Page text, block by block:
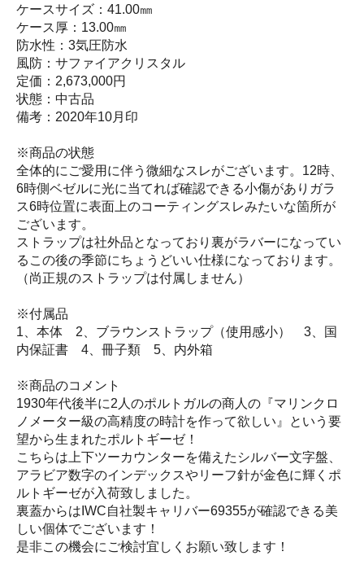
ケースサイズ：41.00㎜
ケース厚：13.00㎜
防水性：3気圧防水
風防：サファイアクリスタル
定価：2,673,000円
状態：中古品
備考：2020年10月印
※商品の状態
全体的にご愛用に伴う微細なスレがございます。12時、
6時側ベゼルに光に当てれば確認できる小傷がありガラ
ス6時位置に表面上のコーティングスレみたいな箇所が
ございます。
ストラップは社外品となっており裏がラバーになってい
るこの後の季節にちょうどいい仕様になっております。
（尚正規のストラップは付属しません）
※付属品
1、本体 2、ブラウンストラップ（使用感小） 3、国
内保証書 4、冊子類 5、内外箱
※商品のコメント
1930年代後半に2人のポルトガルの商人の『マリンクロ
ノメーター級の高精度の時計を作って欲しい』という要
望から生まれたポルトギーゼ！
こちらは上下ツーカウンターを備えたシルバー文字盤、
アラビア数字のインデックスやリーフ針が金色に輝くポ
ルトギーゼが入荷致しました。
裏蓋からはIWC自社製キャリバー69355が確認できる美
しい個体でございます！
是非この機会にご検討宜しくお願い致します！